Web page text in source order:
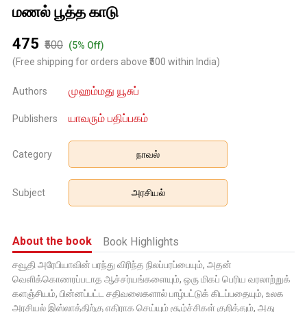
மணல் பூத்த காடு
₹475 ₹500 (5% Off)
(Free shipping for orders above ₹500 within India)
Authors முஹம்மது யூசுப்
Publishers யாவரும் பதிப்பகம்
Category நாவல்
Subject அரசியல்
About the book Book Highlights
சவூதி அரேபியாவின் பரந்து விரிந்த நிலப்பரப்பையும், அதன்
வெளிக்கொணரப்படாத ஆச்சர்யங்களையும், ஒரு மிகப் பெரிய வரலாற்றுக்
களஞ்சியம், பின்னப்பட்ட சதிவலைகளால் பாழ்பட்டுக் கிடப்பதையும், உலக
அரசியல் இஸ்லாத்திற்கு எதிராக செய்யும் சூழ்ச்சிகள் குறித்தும், அது